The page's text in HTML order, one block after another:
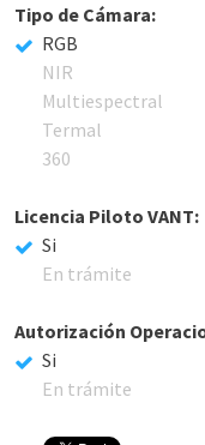
Tipo de Cámara:
RGB
NIR
Multiespectral
Termal
360
Licencia Piloto VANT:
Si
En trámite
Autorización
Si
En trámite